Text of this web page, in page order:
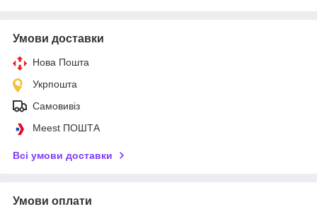
Умови доставки
Нова Пошта
Укрпошта
Самовивіз
Meest ПОШТА
Всі умови доставки
Умови оплати